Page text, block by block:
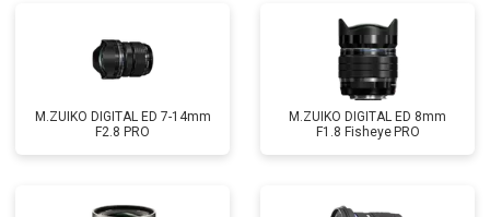
M.ZUIKO DIGITAL ED 7-14mm
F2.8 PRO
M.ZUIKO DIGITAL ED 8mm
F1.8 Fisheye PRO